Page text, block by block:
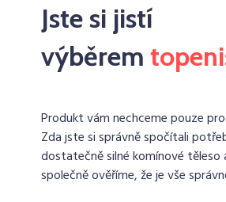
Jste si jistí
výběrem
Produkt vám nechceme pouze
Zda jste si správně spočítali
dostatečně silné komínové těleso
společně ověříme, že je vše